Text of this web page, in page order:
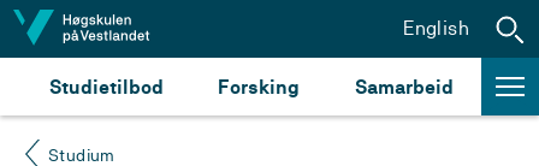
Hopp til innhald
Studietilbod Forsking Samarbeid
English
Studium